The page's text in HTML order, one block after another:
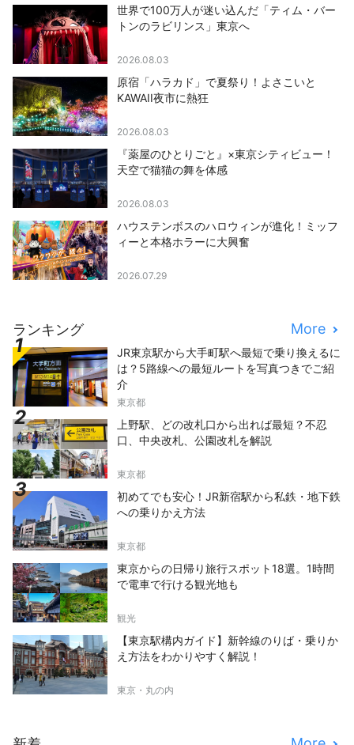
世界で100万人が迷い込んだ「ティム・バー
トンのラビリンス」東京へ
2026.08.03
原宿「ハラカド」で夏祭り！よさこいと
KAWAII夜市に熱狂
2026.08.03
『薬屋のひとりごと』×東京シティビュー！
天空で猫猫の舞を体感
2026.08.03
ハウステンボスのハロウィンが進化！ミッフ
ィーと本格ホラーに大興奮
2026.07.29
ランキング More
JR東京駅から大手町駅へ最短で乗り換えるに
は？5路線への最短ルートを写真つきでご紹
介
東京都
上野駅、どの改札口から出れば最短？不忍
口、中央改札、公園改札を解説
東京都
初めてでも安心！JR新宿駅から私鉄・地下鉄
への乗りかえ方法
東京都
東京からの日帰り旅行スポット18選。1時間
で電車で行ける観光地も
観光
【東京駅構内ガイド】新幹線のりば・乗りか
え方法をわかりやすく解説！
東京・丸の内